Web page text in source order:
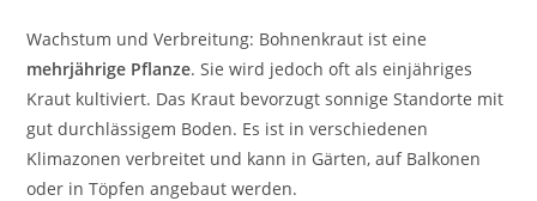
Wachstum und Verbreitung: Bohnenkraut ist eine
mehrjährige Pflanze. Sie wird jedoch oft als einjähriges
Kraut kultiviert. Das Kraut bevorzugt sonnige Standorte mit
gut durchlässigem Boden. Es ist in verschiedenen
Klimazonen verbreitet und kann in Gärten, auf Balkonen
oder in Töpfen angebaut werden.